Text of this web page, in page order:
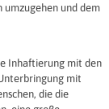
umzugehen und dem
Inhaftierung mit den
mit
die die